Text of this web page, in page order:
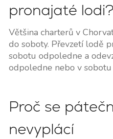
pronajaté lodi?
Většina charterů v
do soboty. Převzetí lodě
sobotu odpoledne a
odpoledne nebo v sobotu
Proč se
nevyplácí